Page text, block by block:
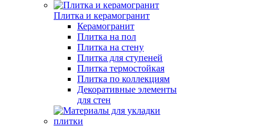
Плитка и керамогранит
Керамогранит
Плитка на пол
Плитка на стену
Плитка для ступеней
Плитка термостойкая
Плитка по коллекциям
Декоративные элементы
для стен